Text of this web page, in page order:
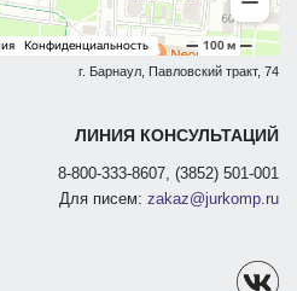
г. Барнаул, Павловский тракт, 74
ЛИНИЯ КОНСУЛЬТАЦИЙ
8-800-333-8607, (3852) 501-001
Для писем: zakaz@jurkomp.ru